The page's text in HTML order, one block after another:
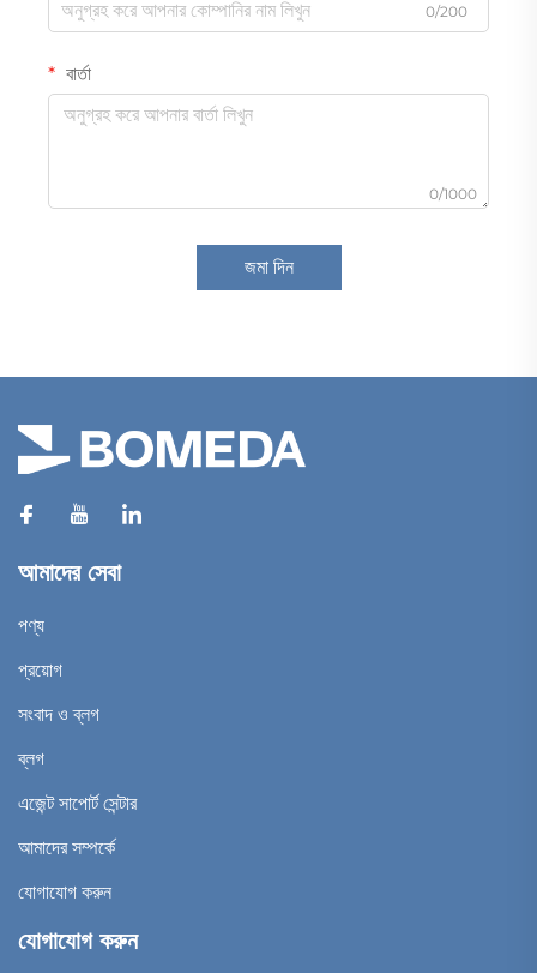
0/200
বার্তা
0/1000
জমা দিন
আমাদের সেবা
পণ্য
প্রয়োগ
সংবাদ ও ব্লগ
ব্লগ
এজেন্ট সাপোর্ট সেন্টার
আমাদের সম্পর্কে
যোগাযোগ করুন
যোগাযোগ করুন